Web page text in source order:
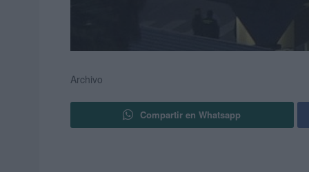
Archivo
Compartir en Whatsapp